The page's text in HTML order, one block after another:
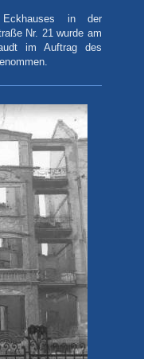
Eckhauses in der
Nr. 21 wurde am
im Auftrag des